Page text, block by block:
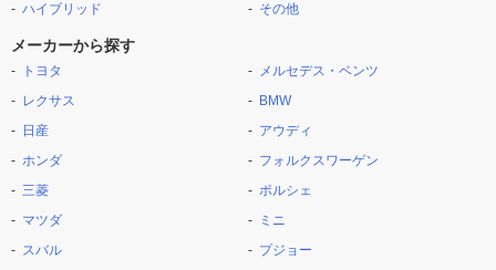
ハイブリッド
その他
メーカーから探す
トヨタ
レクサス
日産
ホンダ
三菱
マツダ
スバル
メルセデス・ベンツ
BMW
アウディ
フォルクスワーゲン
ポルシェ
ミニ
プジョー